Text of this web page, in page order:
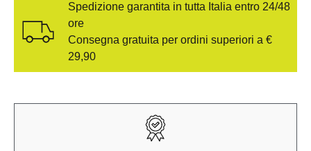
Spedizione garantita in tutta Italia entro 24/48
ore
Consegna gratuita per ordini superiori a €
29,90